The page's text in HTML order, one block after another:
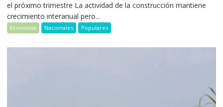
el próximo trimestre La actividad de la construcción mantiene
crecimiento interanual pero...
Economía Nacionales Populares